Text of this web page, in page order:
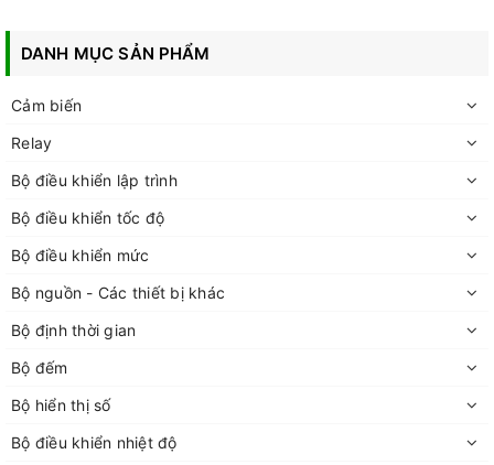
DANH MỤC SẢN PHẨM
Cảm biến
Relay
Bộ điều khiển lập trình
Bộ điều khiển tốc độ
Bộ điều khiển mức
Bộ nguồn - Các thiết bị khác
Bộ định thời gian
Bộ đếm
Bộ hiển thị số
Bộ điều khiển nhiệt độ